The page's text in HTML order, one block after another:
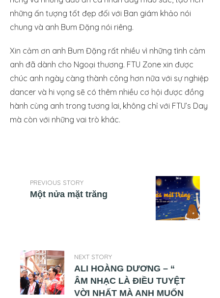
những ấn tượng tốt đẹp đối với Ban giám khảo nói
chung và anh Bum Đặng nói riêng.
Xin cảm ơn anh Bum Đặng rất nhiều vì những tình cảm
anh đã dành cho Ngoại thương. FTU Zone xin được
chúc anh ngày càng thành công hơn nữa với sự nghiệp
dancer và hi vọng sẽ có thêm nhiều cơ hội được đồng
hành cùng anh trong tương lai, không chỉ với FTU’s Day
mà còn với những vai trò khác.
PREVIOUS STORY
Một nửa mặt trăng
NEXT STORY
ALI HOÀNG DƯƠNG – “
ÂM NHẠC LÀ ĐIỀU TUYỆT
VỜI NHẤT MÀ ANH MUỐN